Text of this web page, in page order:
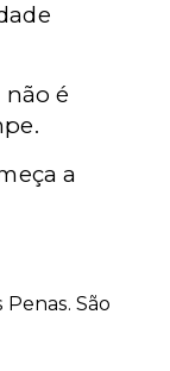
não é
a
Penas. São